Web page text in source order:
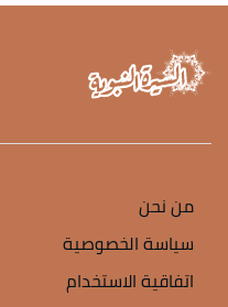
من نحن
سياسة الخصوصية
اتفاقية الاستخدام